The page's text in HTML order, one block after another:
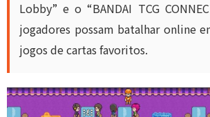
Lobby” e o “BANDAI TCG
jogadores possam batalhar online
jogos de cartas favoritos.